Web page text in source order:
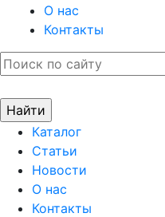
О нас
Контакты
Каталог
Статьи
Новости
О нас
Контакты